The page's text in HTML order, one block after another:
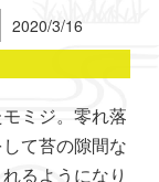
2020/3/16
ミジ。零れ落
て苔の隙間な
るようになり